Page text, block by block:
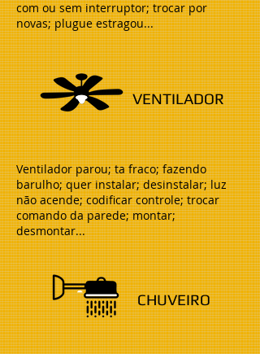
com ou sem interruptor; trocar por
novas; plugue estragou...
VENTILADOR
Ventilador parou; ta fraco; fazendo
barulho; quer instalar; desinstalar; luz
não acende; codificar controle; trocar
comando da parede; montar;
desmontar...
CHUVEIRO